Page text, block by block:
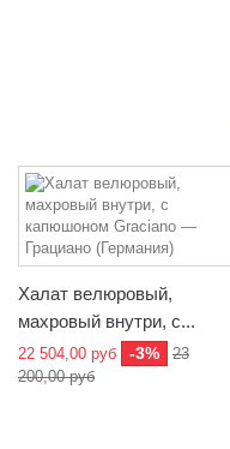
Халат велюровый,
махровый внутри, с...
22 504,00 руб -3%
23
200,00 руб